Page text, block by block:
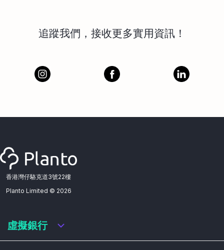
追蹤我們，接收更多實用資訊！
香港灣仔駱克道3號22樓
Planto Limited © 2026
虛擬銀行